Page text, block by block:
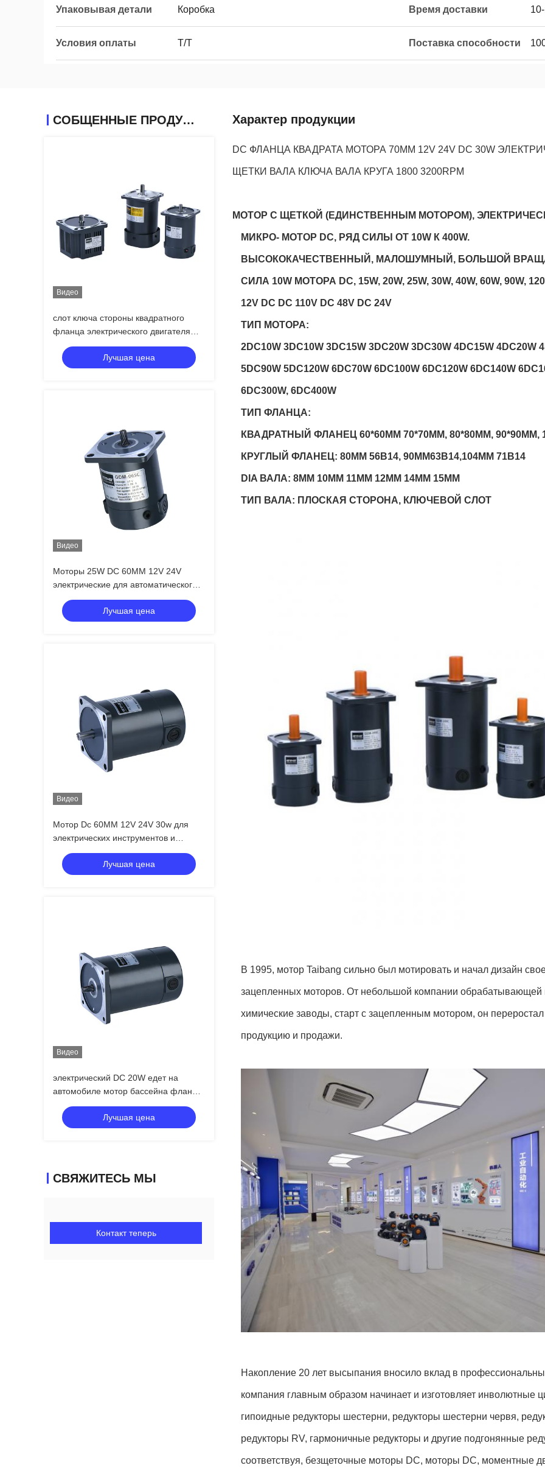
Упаковывая детали Коробка Время доставки
Условия оплаты T/T Поставка способности
СОБЩЕННЫЕ ПРОДУКТЫ
Видео
слот ключа стороны квадратного
фланца электрического двигателя
15w 24v плоский
Лучшая цена
Видео
Моторы 25W DC 60MM 12V 24V
электрические для автоматического
продукта
Лучшая цена
Видео
Мотор Dc 60MM 12V 24V 30w для
электрических инструментов и
оборудования OA
Лучшая цена
Видео
электрический DC 20W едет на
автомобиле мотор бассейна фланца
квадрата 70MM 12V 24V
Лучшая цена
СВЯЖИТЕСЬ МЫ
Контакт теперь
Характер продукции
DC ФЛАНЦА КВАДРАТА МОТОРА 70MM 12V 24V DC 30W
ЩЕТКИ ВАЛА КЛЮЧА ВАЛА КРУГА 1800 3200RPM
МОТОР С ЩЕТКОЙ (ЕДИНСТВЕННЫМ МОТОРОМ),
МИКРО- МОТОР DC, РЯД СИЛЫ ОТ 10W К 400W.
ВЫСОКОКАЧЕСТВЕННЫЙ, МАЛОШУМНЫЙ, БОЛЬШОЙ
СИЛА 10W МОТОРА DC, 15W, 20W, 25W, 30W, 40W, 60W, 90W,
12V DC DC 110V DC 48V DC 24V
ТИП МОТОРА:
2DC10W 3DC10W 3DC15W 3DC20W 3DC30W 4DC15W 4DC20W
5DC90W 5DC120W 6DC70W 6DC100W 6DC120W 6DC140W
6DC300W, 6DC400W
ТИП ФЛАНЦА:
КВАДРАТНЫЙ ФЛАНЕЦ 60*60MM 70*70MM, 80*80MM, 90*90MM,
КРУГЛЫЙ ФЛАНЕЦ: 80MM 56B14, 90MM63B14,104MM 71B14
DIA ВАЛА: 8MM 10MM 11MM 12MM 14MM 15MM
ТИП ВАЛА: ПЛОСКАЯ СТОРОНА, КЛЮЧЕВОЙ СЛОТ
В 1995, мотор Taibang сильно был мотировать и начал дизайн
зацепленных моторов. От небольшой компании обрабатывающей
химические заводы, старт с зацепленным мотором, он
продукцию и продажи.
Накопление 20 лет высыпания вносило вклад в
компания главным образом начинает и изготовляет инволютные
гипоидные редукторы шестерни, редукторы шестерни червя,
редукторы RV, гармоничные редукторы и другие подгонянные
соответствуя, безщеточные моторы DC, моторы DC, моментные